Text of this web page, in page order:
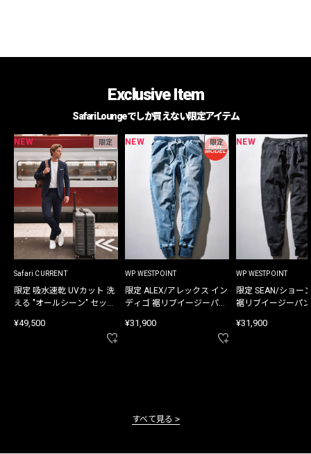
Exclusive Item
Safari Loungeでしか買えない限定アイテム
NEW 限定
Safari CURRENT
限定 吸水速乾 UVカット 洗
える "オールシーン" セット
¥49,500
NEW 限定
WP WESTPOINT
限定 ALEX/アレックス イン
ディゴ 裾リブイージーパン
¥31,900
NEW
WP WESTPOINT
限定 SEAN/ショー
裾リブイージーパ
¥31,900
すべて見る